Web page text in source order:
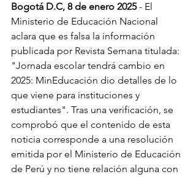
Bogotá D.C, 8 de enero 2025 - El
Ministerio de Educación Nacional
aclara que es falsa la información
publicada por Revista Semana titulada:
"Jornada escolar tendrá cambio en
2025: MinEducación dio detalles de lo
que viene para instituciones y
estudiantes". Tras una verificación, se
comprobó que el contenido de esta
noticia corresponde a una resolución
emitida por el Ministerio de Educación
de Perú y no tiene relación alguna con